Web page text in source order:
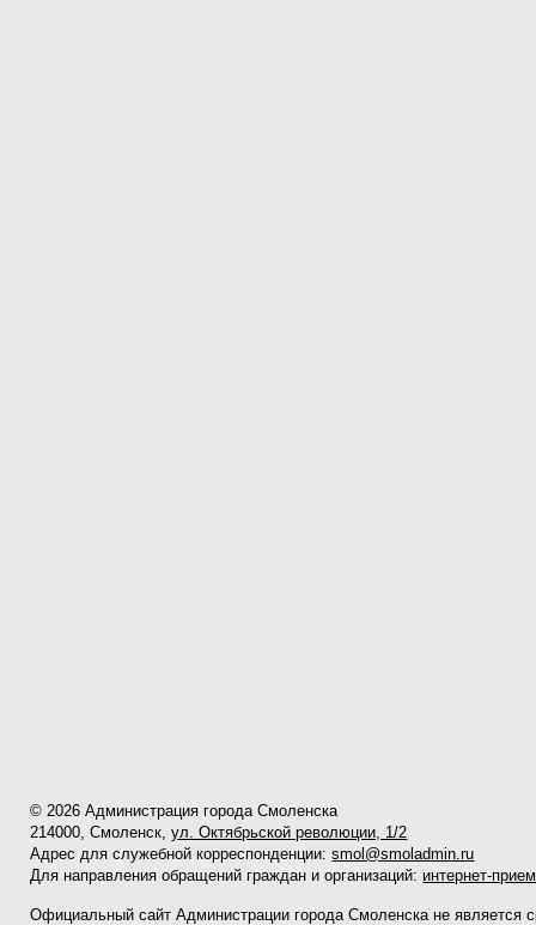
© 2026 Администрация города Смоленска
214000, Смоленск,ул. Октябрьской революции, 1/2
Адрес для служебной корреспонденции:smol@smoladmin.ru
Для направления обращений граждан и организаций: интернет-
Официальный сайт Администрации города Смоленска не является